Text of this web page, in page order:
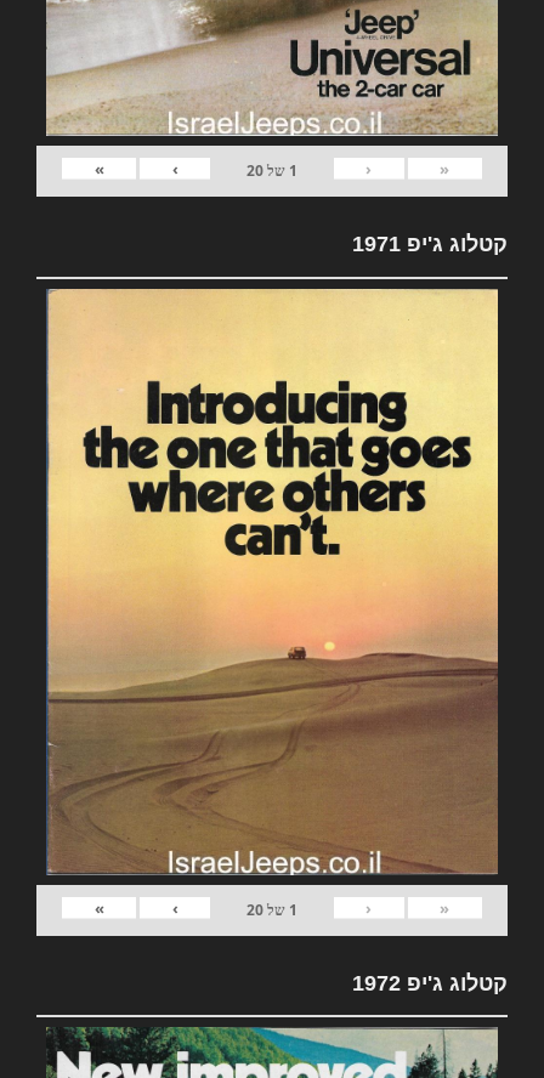
«
‹
1 של20
›
»
קטלוג ג'יפ 1971
«
‹
1 של20
›
»
קטלוג ג'יפ 1972